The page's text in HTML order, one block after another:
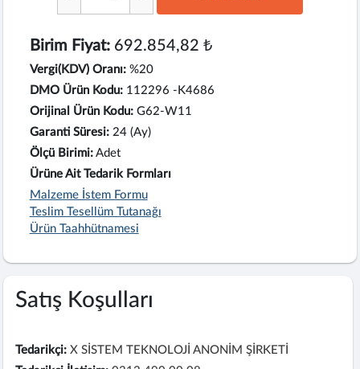
Birim Fiyat:692.854,82 ₺
Vergi(KDV) Oranı: %20
DMO Ürün Kodu: 112296 -K4686
Orijinal Ürün Kodu: G62-W11
Garanti Süresi: 24 (Ay)
Ölçü Birimi: Adet
Ürüne Ait Tedarik Formları
Malzeme İstem Formu
Teslim Tesellüm Tutanağı
Ürün Taahhütnamesi
Satış Koşulları
Tedarikçi: X SİSTEM TEKNOLOJİ ANONİM ŞİRKETİ